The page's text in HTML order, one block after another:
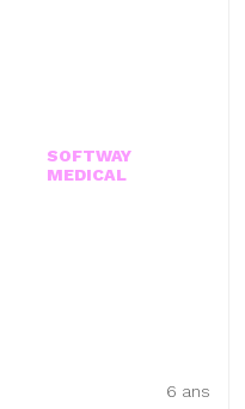
SOFTWAY
MEDICAL
6 ans